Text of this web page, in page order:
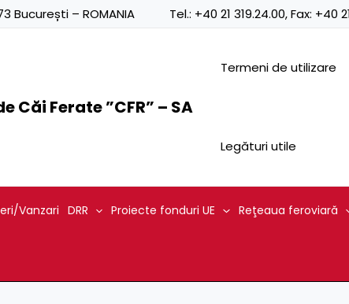
București – ROMANIA Tel.: +40 21 319.24.00, Fax: +40
Ferate ”CFR” – SA
Termeni de utilizare
Legături utile
Vanzari DRR Proiecte fonduri UE Reţeaua feroviară